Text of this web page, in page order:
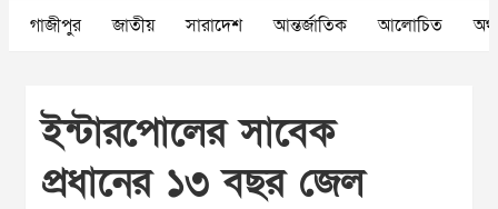
গাজীপুর জাতীয় সারাদেশ আন্তর্জাতিক আলোচিত
ইন্টারপোলের সাবেক
প্রধানের ১৩ বছর জেল